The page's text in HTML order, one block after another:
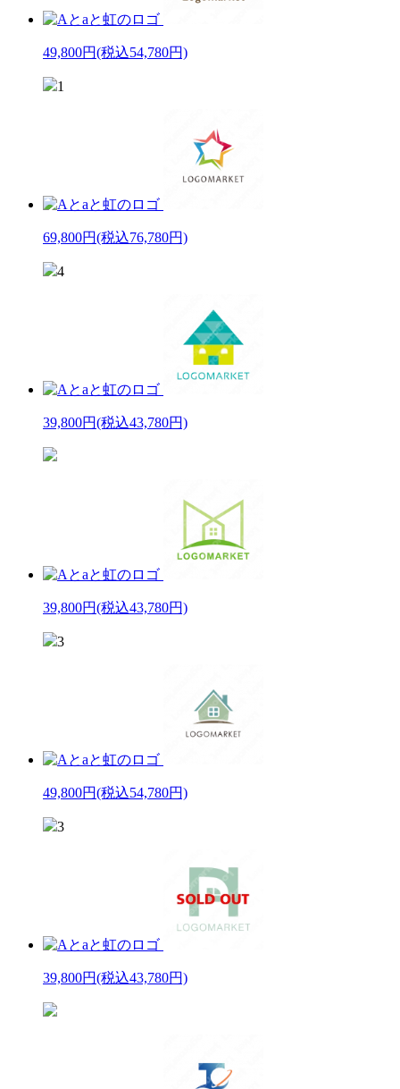
49,800円(税込54,780円)
1
69,800円(税込76,780円)
4
39,800円(税込43,780円)
39,800円(税込43,780円)
3
49,800円(税込54,780円)
3
39,800円(税込43,780円)